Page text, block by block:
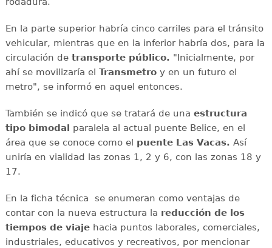
En la parte superior habría cinco carriles para el tránsito
vehicular, mientras que en la inferior habría dos, para la
circulación de transporte público. "Inicialmente, por
ahí se movilizaría el Transmetroy en un futuro el
metro", se informó en aquel entonces.
También se indicó que se tratará de una estructura
tipo bimodal paralela al actual puente Belice, en el
área que se conoce como el puente Las Vacas. Así
uniría en vialidad las zonas 1, 2 y 6, con las zonas 18 y
17.
En la ficha técnica se enumeran como ventajas de
contar con la nueva estructura la reducción de los
tiempos de viajehacia puntos laborales, comerciales,
industriales, educativos y recreativos, por mencionar